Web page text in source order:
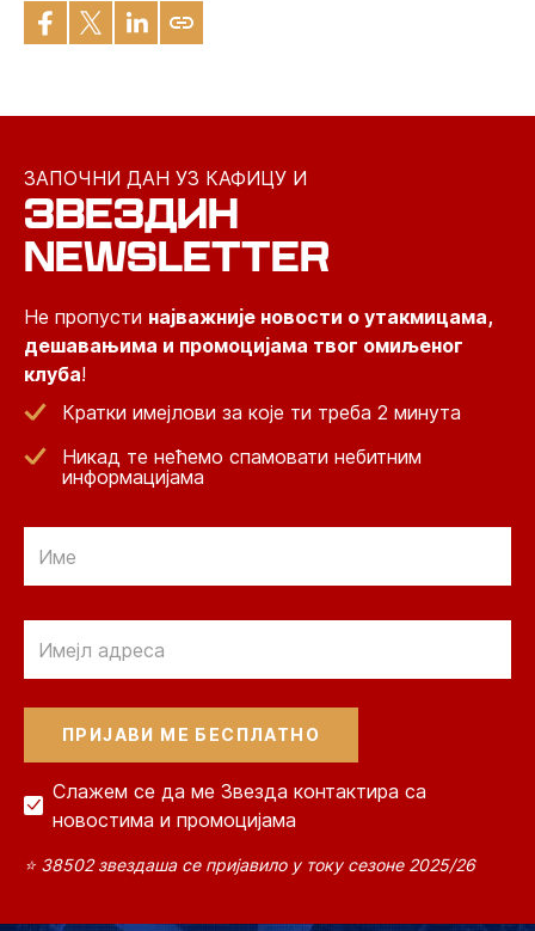
ЗАПОЧНИ ДАН УЗ КАФИЦУ И
ЗВЕЗДИН
NEWSLETTER
Не пропусти најважније новости о утакмицама,
дешавањима и промоцијама твог омиљеног
клуба!
Кратки имејлови за које ти треба 2 минута
Никад те нећемо спамовати небитним
информацијама
Слажем се да ме Звезда контактира са
новостима и промоцијама
⭐ 38502 звездаша се пријавило у току сезоне 2025/26